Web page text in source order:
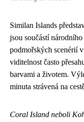
Similan Islands
jsou součástí
podmořských scenérií
viditelnost často
barvami a životem.
minuta strávená na
Coral Island neboli